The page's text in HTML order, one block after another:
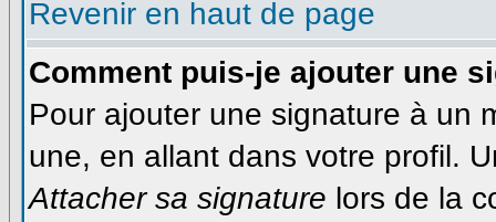
Revenir en haut de page
Comment puis-je ajouter une
Pour ajouter une signature à un
une, en allant dans votre profil.
Attacher sa signature lors de la